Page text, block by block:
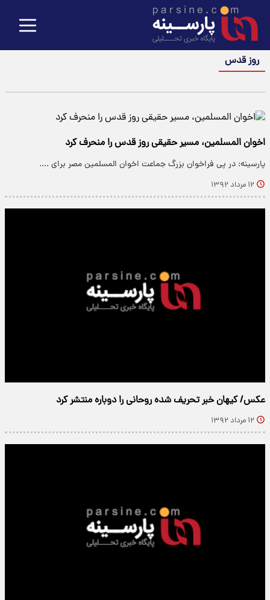
روز قدس
اخوان المسلمین، مسیر حقیقی روز قدس را منحرف کرد
پارسینه: در پی فراخوان بزرگ جماعت اخوان المسلمین مصر برای ....
۱۲ مرداد ۱۳۹۲
عکس/ کیهان خبر تحریف شده روحانی را دوباره منتشر کرد
۱۲ مرداد ۱۳۹۲